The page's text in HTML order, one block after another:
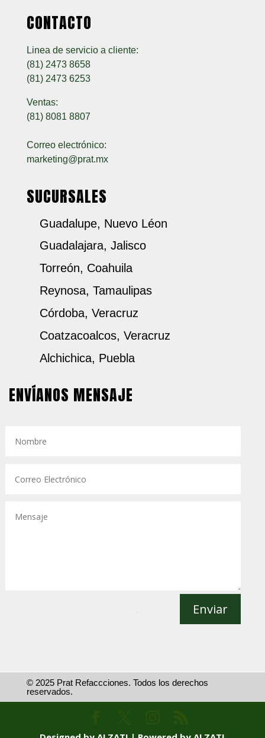
CONTACTO
Linea de servicio a cliente:
(81) 2473 8658
(81) 2473 6253
Ventas:
(81) 8081 8807
Correo electrónico:
marketing@prat.mx
SUCURSALES
Guadalupe, Nuevo Léon
Guadalajara, Jalisco
Torreón, Coahuila
Reynosa, Tamaulipas
Córdoba, Veracruz
Coatzacoalcos, Veracruz
Alchichica, Puebla
ENVÍANOS MENSAJE
Enviar
© 2025 Prat Refaccciones. Todos los derechos
reservados.